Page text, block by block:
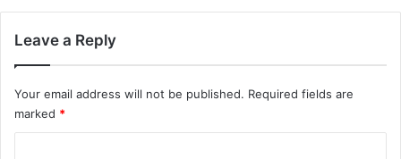
Leave a Reply
Your email address will not be published. Required fields are
marked *